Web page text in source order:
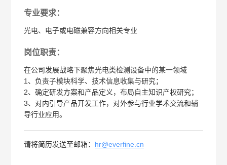
专业要求：
光电、电子或电磁兼容方向相关专业
岗位职责：
在公司发展战略下聚焦光电类检测设备中的某一领域
1、负责子模块科学、技术信息收集与研究；
2、确定研发方案和产品定义，布局自主知识产权研究；
3、对内引导产品开发工作，对外参与行业学术交流和辅
导行业应用。
请将简历发送至邮箱： hr@everfine.cn